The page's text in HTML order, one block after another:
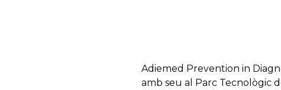
Adiemed Prevention in
amb seu al Parc Tecnològic